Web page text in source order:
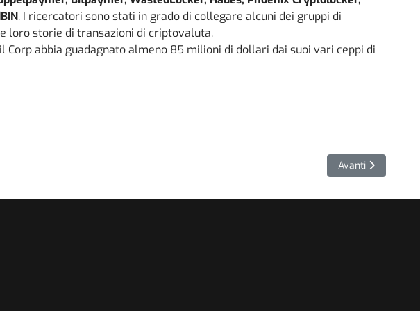
. I ricercatori sono stati in grado di collegare alcuni dei gruppi di
loro storie di transazioni di criptovaluta.
Corp abbia guadagnato almeno 85 milioni di dollari dai suoi vari ceppi di
di analisi forense: Shadow Copy Articolo
Avanti